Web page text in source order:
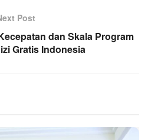
Post
dan Skala Program
Gratis Indonesia